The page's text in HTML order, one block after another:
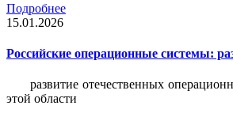
Подробнее
15.01.2026
Российские операционные системы:
развитие отечественных
этой области